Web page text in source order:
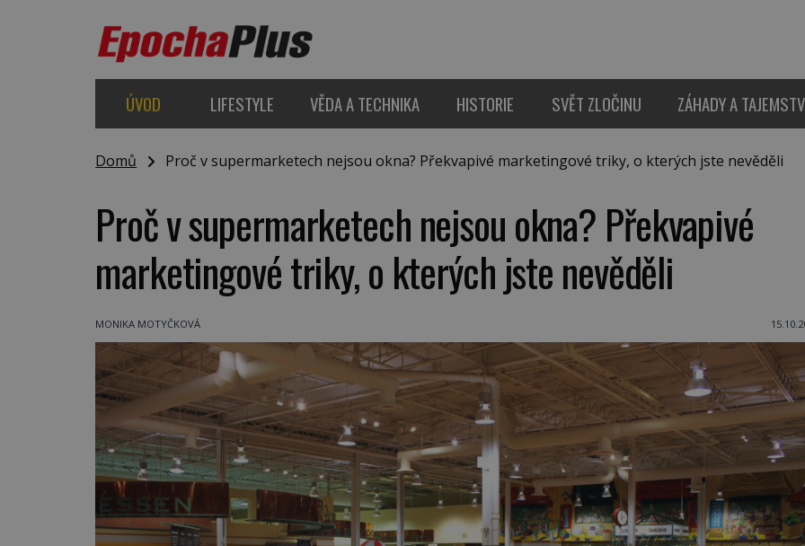
ÚVOD LIFESTYLE VĚDA A TECHNIKA HISTORIE SVĚT ZLOČINU ZÁHADY A
Domů Proč v supermarketech nejsou okna? Překvapivé marketingové triky, o kterých jste nevěděli
Proč v supermarketech nejsou okna? Překvapivé
marketingové triky, o kterých jste nevěděli
MONIKA MOTYČKOVÁ